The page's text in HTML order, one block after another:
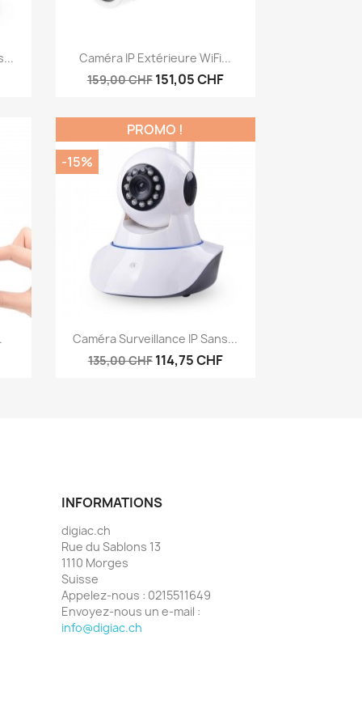
Aperçu rapide
Caméra IP Extérieure WiFi...
159,00 CHF 151,05 CHF
Aperçu rapide
Caméra Surveillance IP Sans...
135,00 CHF 114,75 CHF
PROMO !
-15%
INFORMATIONS
digiac.ch
Rue du Sablons 13
1110 Morges
Suisse
Appelez-nous : 0215511649
Envoyez-nous un e-mail :
info@digiac.ch